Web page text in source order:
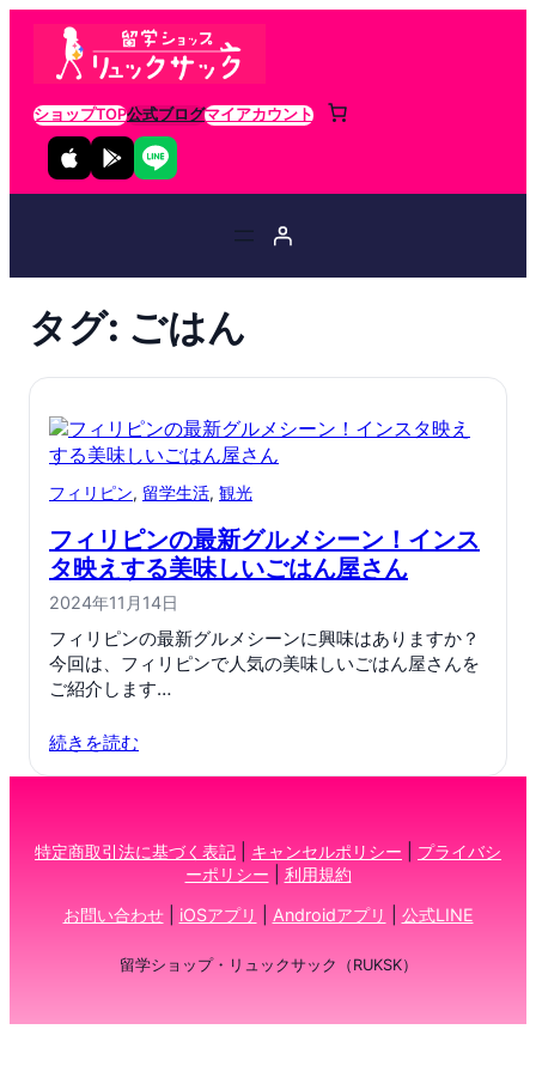
ショップTOP公式ブログマイアカウント
タグ: ごはん
フィリピン, 留学生活, 観光
フィリピンの最新グルメシーン！インス
タ映えする美味しいごはん屋さん
2024年11月14日
フィリピンの最新グルメシーンに興味はありますか？
今回は、フィリピンで人気の美味しいごはん屋さんを
ご紹介します…
続きを読む
特定商取引法に基づく表記 キャンセルポリシー
プライバシ
ーポリシー
利用規約
お問い合わせ| iOSアプリ Androidアプリ 公式LINE
留学ショップ・リュックサック（RUKSK）